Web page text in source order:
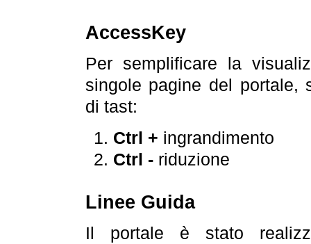
AccessKey
Per semplificare la
singole pagine del portale,
di tast:
Ctrl + ingrandimento
Ctrl -riduzione
Linee Guida
Il portale è stato